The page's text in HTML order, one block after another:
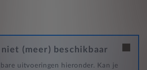
niet (meer) beschikbaar
uitvoeringen hieronder. Kan je